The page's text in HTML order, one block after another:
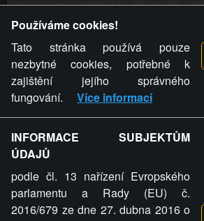
videa a komentáře. Osoba, které se toto
stránky týče, ani osoba, která umístila
stránku, nemůže z důvodu odstranění
komentáře pro výše uvedenou
provozovateli stránky žádný nárok na
nemajetkové újmy.
ZVRÁCENÝ.CZ - Svět není
ty lidi...
Používáme cookies!
Tato stránka používá pouze
nezbytné cookies, potřebné k
zajištění jejího správného
fungování.
Více informací
INFORMACE SUBJEKTŮM
ÚDAJŮ
podle čl. 13 nařízení Evropského
parlamentu a Rady (EU) č.
2016/679 ze dne 27. dubna 2016 o